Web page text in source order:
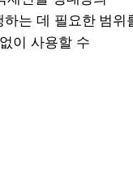
는 데 필요한 범위
이 사용할 수